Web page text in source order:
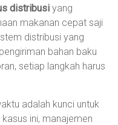
distribusi yang
makanan cepat saji
distribusi yang
bahan baku
setiap langkah harus
adalah kunci untuk
ini, manajemen